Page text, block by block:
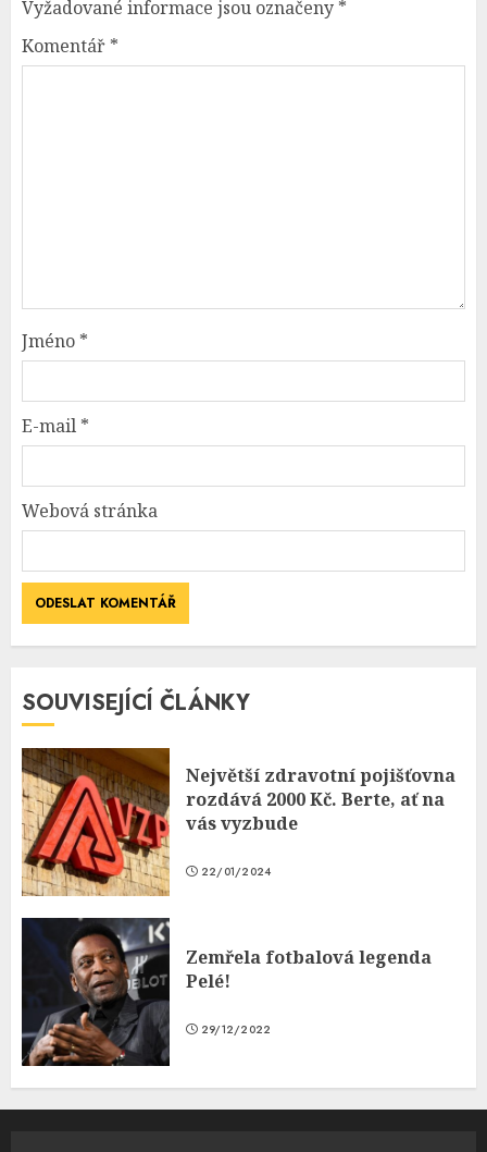
Vyžadované informace jsou označeny *
Komentář *
Jméno *
E-mail *
Webová stránka
SOUVISEJÍCÍ ČLÁNKY
Největší zdravotní pojišťovna
rozdává 2000 Kč. Berte, ať na
vás vyzbude
22/01/2024
Zemřela fotbalová legenda
Pelé!
29/12/2022